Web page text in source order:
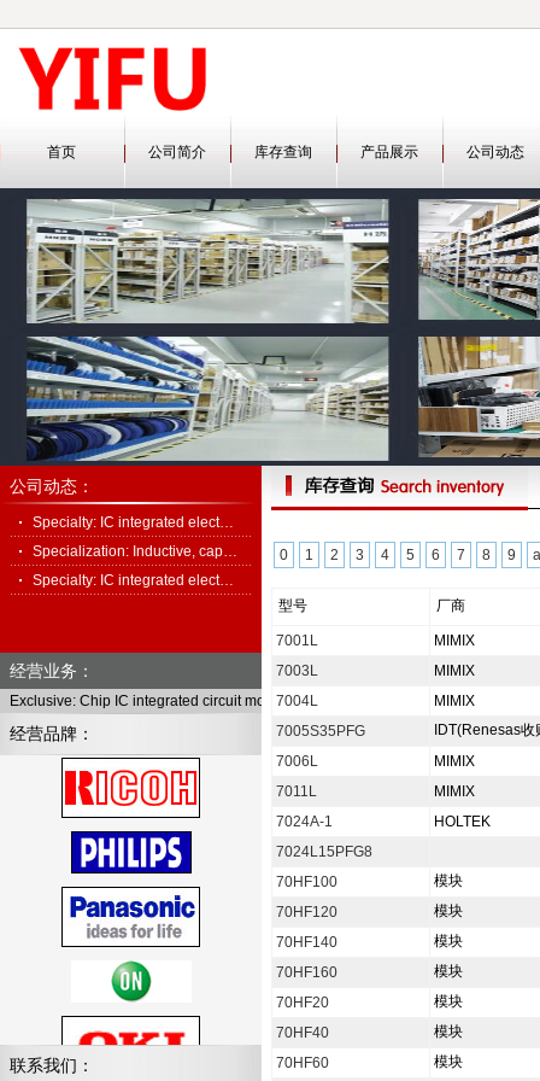
首页 公司简介 库存查询 产品展示 公司动态
0 1 2 3 4 5 6 7 8 9 a
型号 厂商
7001L
MIMIX
7003L
MIMIX
7004L
MIMIX
7005S35PFG
IDT(Renesas收
7006L
MIMIX
7011L
MIMIX
7024A-1
HOLTEK
7024L15PFG8
70HF100
模块
70HF120
模块
70HF140
模块
70HF160
模块
70HF20
模块
70HF40
模块
70HF60
模块
公司动态：
Specialty: IC integrated elect…
Specialization: Inductive, cap…
Specialty: IC integrated elect…
经营业务：
Exclusive: Chip IC integrated circuit module, full series of electronic components
经营品牌：
联系我们：